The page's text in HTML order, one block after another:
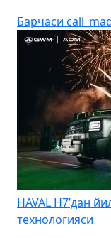
Барчаси
HAVAL H7’дан
технологияси